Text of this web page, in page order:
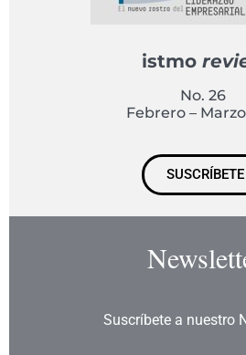
istmo
No. 26
Febrero –
SUSCRÍBETE
Suscríbete a nuestro